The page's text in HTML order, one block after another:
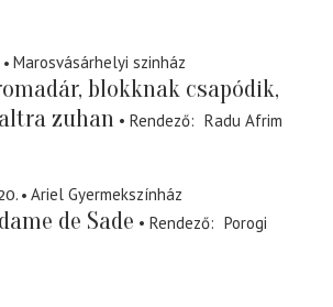
Marosvásárhelyi szinház
blokknak csapódik,
zuhan
Rendező
Radu Afrim
Ariel Gyermekszínház
de Sade Rendező
Porogi